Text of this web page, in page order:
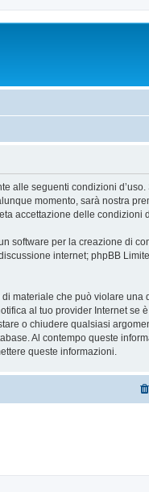
alle seguenti condizioni
momento, sarà nostra
accettazione delle condizioni
software per la creazione di
internet; phpBB
materiale che può violare
al tuo provider Internet se
o chiudere qualsiasi
Al contempo queste
queste informazioni.